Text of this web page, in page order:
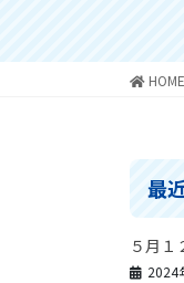
HOME
最
５月
2024